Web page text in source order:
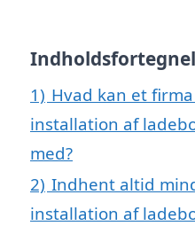
1) Hvad kan et
installation af
med?
2) Indhent altid
installation af